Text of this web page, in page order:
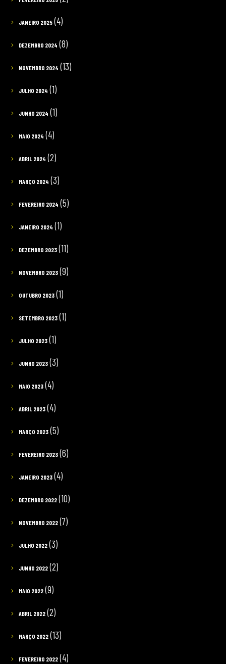
JANEIRO 2025(4)
DEZEMBRO 2024 (8)
NOVEMBRO 2024 (13)
JULHO 2024 (1)
JUNHO 2024 (1)
MAIO 2024 (4)
ABRIL 2024 (2)
MARÇO 2024 (3)
FEVEREIRO 2024 (5)
JANEIRO 2024 (1)
DEZEMBRO 2023(11)
NOVEMBRO 2023(9)
OUTUBRO 2023(1)
SETEMBRO 2023(1)
JULHO 2023(1)
JUNHO 2023(3)
MAIO 2023(4)
ABRIL 2023(4)
MARÇO 2023(5)
FEVEREIRO 2023(6)
JANEIRO 2023(4)
DEZEMBRO 2022(10)
NOVEMBRO 2022(7)
JULHO 2022(3)
JUNHO 2022(2)
MAIO 2022(9)
ABRIL 2022(2)
MARÇO 2022(13)
FEVEREIRO 2022(4)